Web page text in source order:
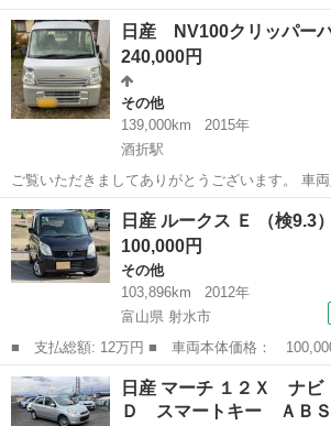
ラ パワースライドドア
山梨 笛吹市 石和温泉駅 セレナ
日産 NV100クリッパー
240,000円
その他
139,000km
2015年
酒折駅
ご覧いただきましてありがとうございます。 車両入れ替えに伴い、出
品となります。（当方個人売買です） こちら車
で、最後まできちんとご対応いただける方のみご
ますのでご理解の上、お問い合わ...
山梨 甲府市 酒折駅
日産 ルークス Ｅ （検9.3）
100,000円
その他
103,896km
2012年
富山県 射水市
■ 支払総額: 12万円 ■ 車両本体価格： 100,000 円 ■ メーカー
名： 日産 ■ 車種名： ルークス ■ グレー
量： 660cc ■ ドア枚数： 5D ■ ミッション
富山 射水市 その他
日産 マーチ １２Ｘ ナ
Ｄ スマートキー ＡＢ